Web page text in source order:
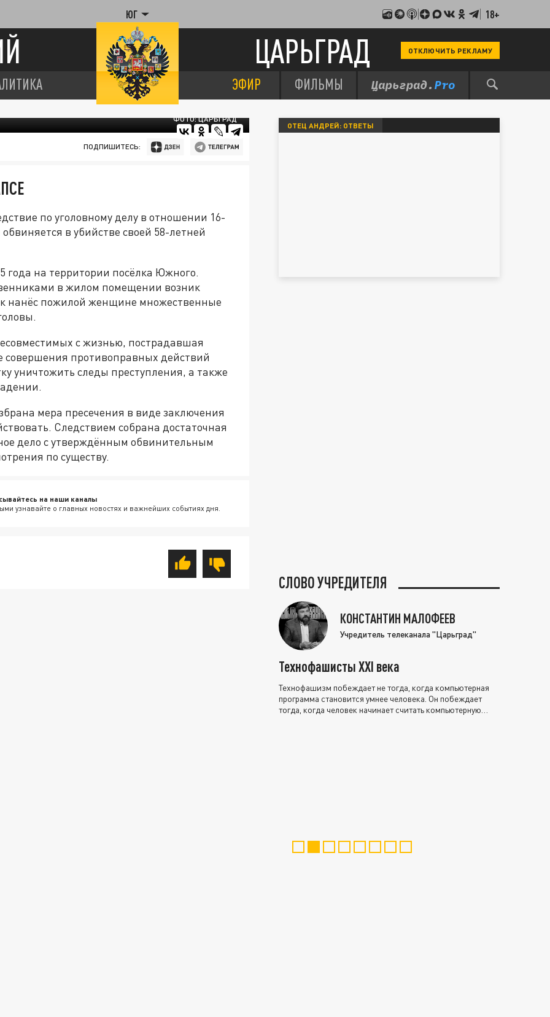
ЮГ 18+
ЦАРЬГРАД ОТКЛЮЧИТЬ РЕКЛАМУ
ЭФИР ФИЛЬМЫ
ФОТО: ЦАРЬГРАД
ПОДПИШИТЕСЬ:
по уголовному делу в отношении 16-
в убийстве своей 58-летней
на территории посёлка Южного.
в жилом помещении возник
нанёс пожилой женщине множественные
с жизнью, пострадавшая
совершения противоправных действий
уничтожить следы преступления, а также
мера пресечения в виде заключения
Следствием собрана достаточная
дело с утверждённым обвинительным
по существу.
на наши каналы
узнавайте о главных новостях и важнейших событиях дня.
ОТЕЦ АНДРЕЙ: ОТВЕТЫ
СЛОВО УЧРЕДИТЕЛЯ
КОНСТАНТИН МАЛОФЕЕВ
Учредитель телеканала "Царьград"
Технофашисты XXI века
Технофашизм побеждает не тогда, когда компьютерная
программа становится умнее человека. Он побеждает
тогда, когда человек начинает считать компьютерную